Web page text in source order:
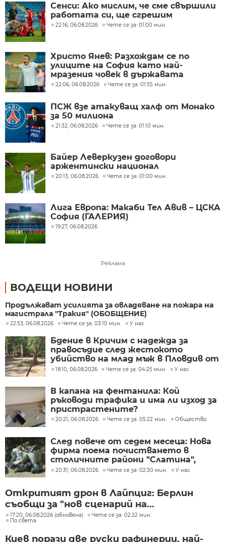
Сенси: Ако мислим, че сме свършили
работата си, ще сгрешим
22:16, 06.08.2026 Чете се за: 01:00 мин.
Христо Янев: Разхождам се по
улиците на София като най-
мразения човек в държавата
22:06, 06.08.2026 Чете се за: 01:55 мин.
ПСЖ взе атакуващ халф от Монако
за 50 милиона
21:32, 06.08.2026 Чете се за: 01:10 мин.
Байер Леверкузен договори
аржентински национал
20:13, 06.08.2026 Чете се за: 01:00 мин.
Лига Европа: Макаби Тел Авив – ЦСКА
София (ГАЛЕРИЯ)
19:27, 06.08.2026
Реклама
ВОДЕЩИ НОВИНИ
Продължават усилията за овладяване на пожара на
магистрала "Тракия" (ОБОБЩЕНИЕ)
22:53, 06.08.2026 Чете се за: 03:10 мин. У нас
Бдение в Кричим с надежда за
правосъдие след жестокото
убийство на млад мъж в Пловдив от
тийнейджъри
18:10, 06.08.2026 Чете се за: 04:25 мин. У нас
В капана на фентанила: Кой
ръководи трафика и има ли изход за
пристрастените?
20:21, 06.08.2026 Чете се за: 05:22 мин. Общество
След повече от седем месеца: Нова
фирма поема почистването в
столичните райони "Слатина",
"Подуяне" и "Изгрев"
20:31, 06.08.2026 Чете се за: 02:30 мин. У нас
Откритият дрон в Лайпциг: Берлин
съобщи за "нов сценарий на...
17:20, 06.08.2026 (обновена)
Чете се за: 02:22 мин.
По света
Киев порази две руски рафинерии, най-